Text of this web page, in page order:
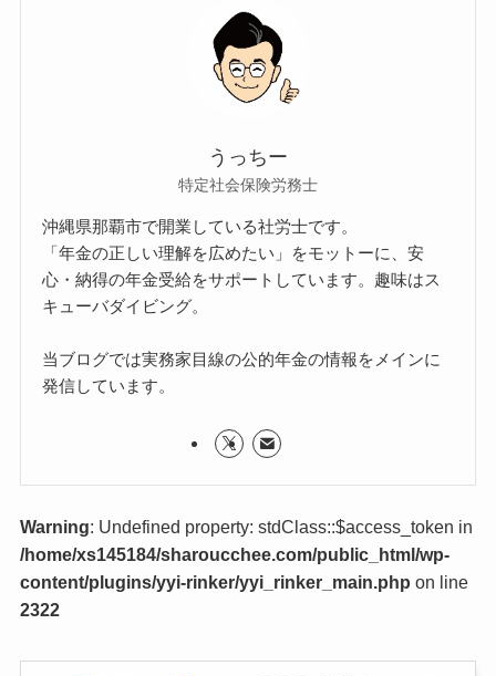
うっちー
特定社会保険労務士
沖縄県那覇市で開業している社労士です。
「年金の正しい理解を広めたい」をモットーに、安
心・納得の年金受給をサポートしています。趣味はス
キューバダイビング。
当ブログでは実務家目線の公的年金の情報をメインに
発信しています。
Warning: Undefined property: stdClass::$access_token in
/home/xs145184/sharoucchee.com/public_html/wp-
content/plugins/yyi-rinker/yyi_rinker_main.php on line
2322